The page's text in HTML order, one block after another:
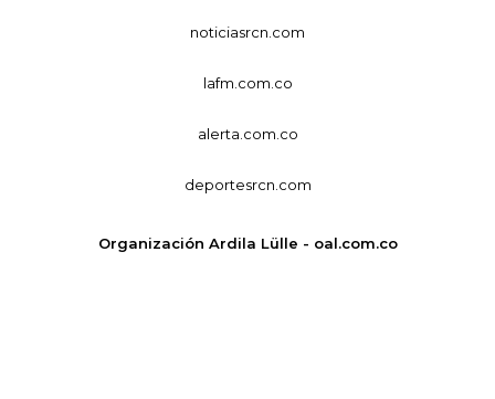
noticiasrcn.com
lafm.com.co
alerta.com.co
deportesrcn.com
Organización Ardila Lülle - oal.com.co